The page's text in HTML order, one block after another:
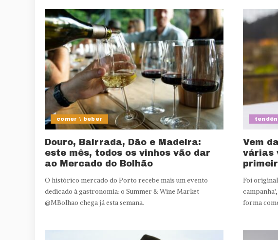
comer \ beber
Douro, Bairrada, Dão e Madeira:
este mês, todos os vinhos vão dar
ao Mercado do Bolhão
O histórico mercado do Porto recebe mais um evento
dedicado à gastronomia: o Summer & Wine Market
@MBolhao chega já esta semana.
Vem
várias
Foi
forma